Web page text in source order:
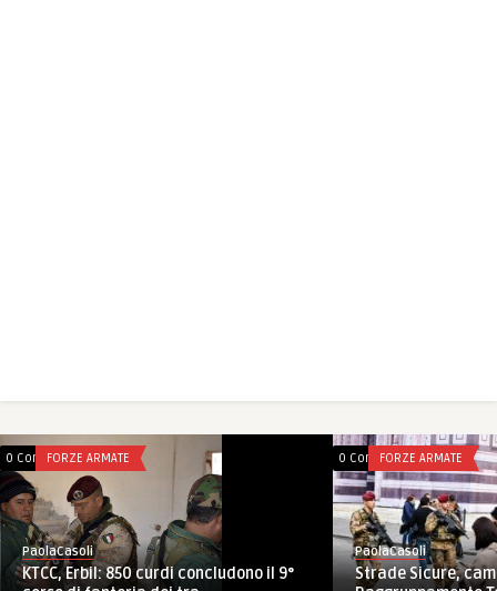
0 CommentsFORZE ARMATE
PaolaCasoli
KTCC, Erbil: 850 curdi concludono il 9°
0 CommentsFORZE ARMATE
PaolaCasoli
Strade Sicure,